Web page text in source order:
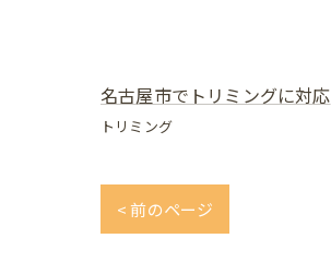
名古屋市でトリミングに対応
トリミング
< 前のページ